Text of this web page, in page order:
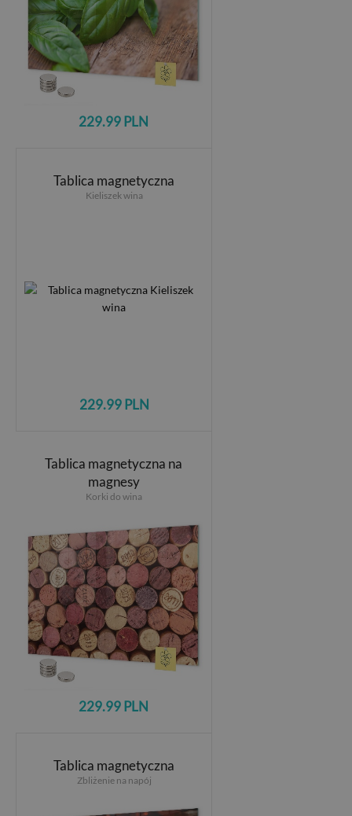
229.99 PLN
Tablica magnetyczna
Kieliszek wina
229.99 PLN
Tablica magnetyczna na
magnesy
Korki do wina
229.99 PLN
Tablica magnetyczna
Zbliżenie na napój